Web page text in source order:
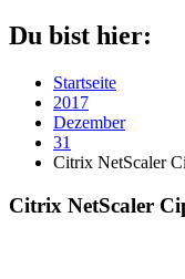
Du bist hier:
Startseite
2017
Dezember
31
Citrix NetScaler
Citrix NetScaler